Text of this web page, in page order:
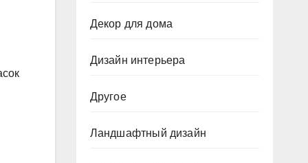
Декор для дома
Дизайн интерьера
Другое
Ландшафтный дизайн